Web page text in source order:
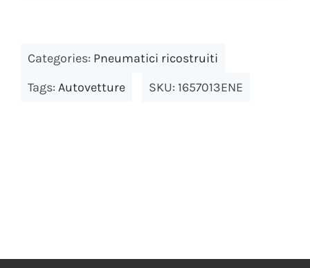
Categories: Pneumatici ricostruiti
Tags: Autovetture SKU: 1657013ENE